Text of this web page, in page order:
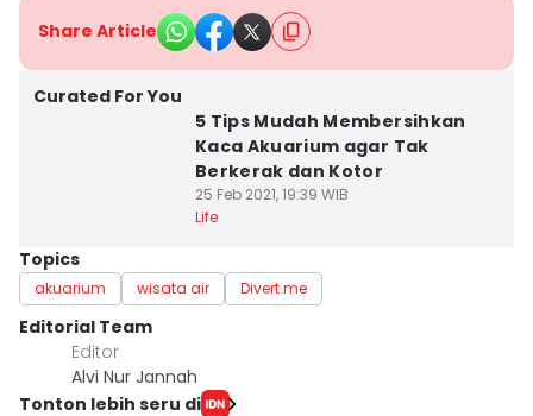
Share Article
Curated For You
5 Tips Mudah Membersihkan
Kaca Akuarium agar Tak
Berkerak dan Kotor
25 Feb 2021, 19:39 WIB
Life
Topics
akuarium wisata air Divert me
Editorial Team
Editor
Alvi Nur Jannah
Tonton lebih seru di